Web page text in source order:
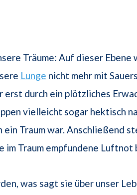
Träume: Auf dieser Ebene
Lunge nicht mehr mit
erst durch ein plötzliches
vielleicht sogar hektisch
Traum war. Anschließend
im Traum empfundene
was sagt sie über unser